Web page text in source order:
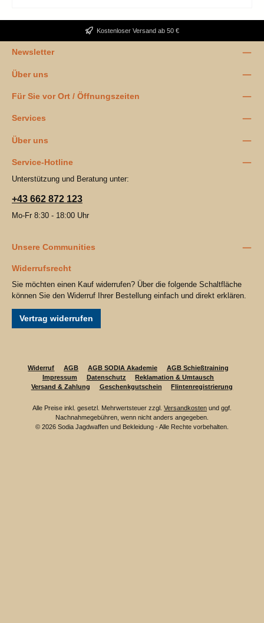
Kostenloser Versand ab 50 €
Newsletter
Über uns
Für Sie vor Ort / Öffnungszeiten
Services
Über uns
Service-Hotline
Unterstützung und Beratung unter:
+43 662 872 123
Mo-Fr 8:30 - 18:00 Uhr
Unsere Communities
Widerrufsrecht
Sie möchten einen Kauf widerrufen? Über die folgende Schaltfläche
können Sie den Widerruf Ihrer Bestellung einfach und direkt erklären.
Vertrag widerrufen
Widerruf AGB AGB SODIA Akademie
AGB Schießtraining
Impressum
Datenschutz
Reklamation & Umtausch
Versand & Zahlung
Geschenkgutschein Flintenregistrierung
Alle Preise inkl. gesetzl. Mehrwertsteuer zzgl. Versandkosten und ggf.
Nachnahmegebühren, wenn nicht anders angegeben.
© 2026 Sodia Jagdwaffen und Bekleidung - Alle Rechte vorbehalten.